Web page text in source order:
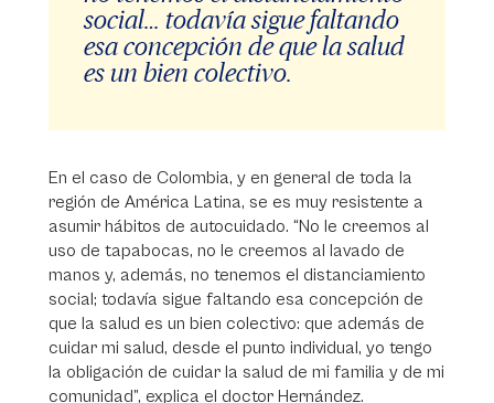
social… todavía sigue faltando
esa concepción de que la salud
es un bien colectivo.
En el caso de Colombia, y en general de toda la
región de América Latina, se es muy resistente a
asumir hábitos de autocuidado. “No le creemos al
uso de tapabocas, no le creemos al lavado de
manos y, además, no tenemos el distanciamiento
social; todavía sigue faltando esa concepción de
que la salud es un bien colectivo: que además de
cuidar mi salud, desde el punto individual, yo tengo
la obligación de cuidar la salud de mi familia y de mi
comunidad”, explica el doctor Hernández.